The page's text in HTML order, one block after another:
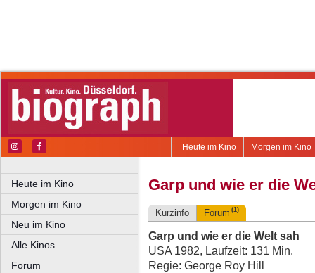
Morgen im Kino
Heute im Kino
Heute im Kino
Morgen im Kino
Neu im Kino
Alle Kinos
Forum
Garp und wie er die
Kurzinfo Forum (1)
Garp und wie er die Welt sah
USA 1982, Laufzeit: 131 Min.
Regie: George Roy Hill